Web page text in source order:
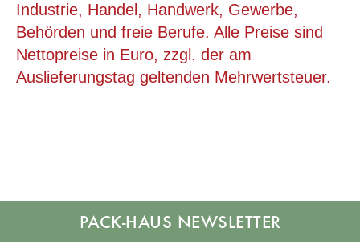
380X150X140MM, FALTKARTON
ab 0,19 €
Industrie, Handel, Handwerk, Gewerbe,
Behörden und freie Berufe. Alle Preise sind
Nettopreise in Euro, zzgl. der am
Auslieferungstag geltenden Mehrwertsteuer.
NEWSLETTER